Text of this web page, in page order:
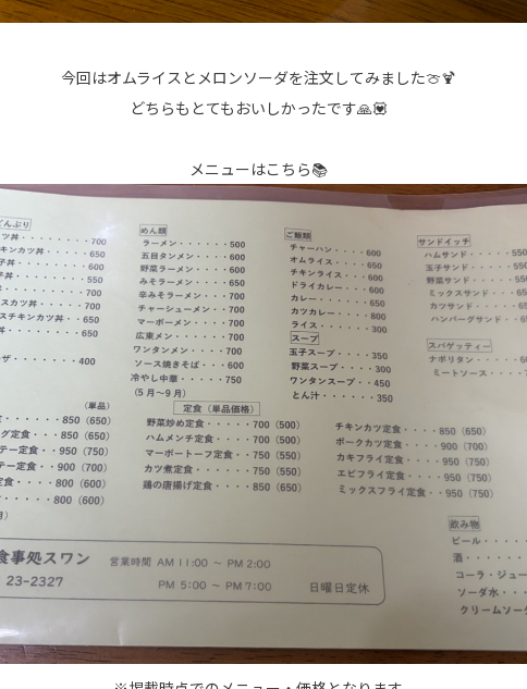
今回はオムライスとメロンソーダを注文してみました🍈🍹
どちらもとてもおいしかったです🙏💟
メニューはこちら📚